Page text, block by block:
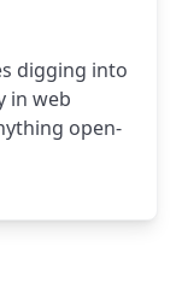
digging into
in web
open-